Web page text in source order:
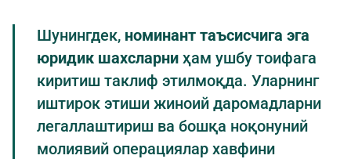
Шунингдек, номинант таъсисчига эга
юридик шахсларни ҳам ушбу тоифага
киритиш таклиф этилмоқда. Уларнинг
иштирок этиши жиноий даромадларни
легаллаштириш ва бошқа ноқонуний
молиявий операциялар хавфини